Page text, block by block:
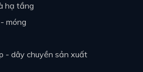
hạ tầng
móng
- dây chuyền sản xuất